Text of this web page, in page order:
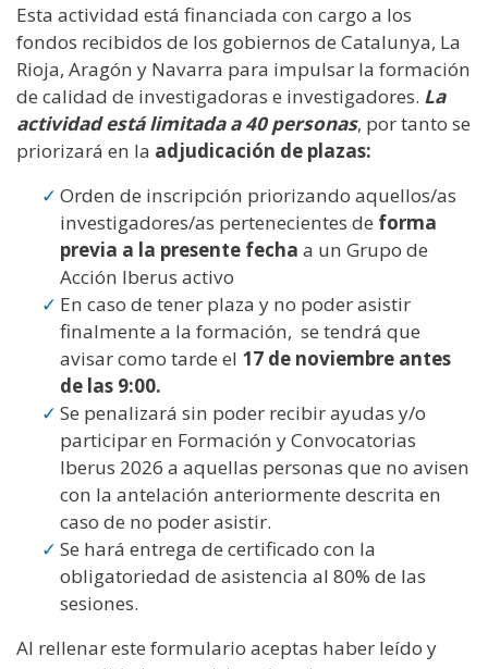
Esta actividad está financiada con cargo a los
fondos recibidos de los gobiernos de Catalunya, La
Rioja, Aragón y Navarra para impulsar la formación
de calidad de investigadoras e investigadores. La
actividad está limitada a 40 personas, por tanto se
priorizará en la adjudicación de plazas:
Orden de inscripción priorizando aquellos/as
investigadores/as pertenecientes de forma
previa a la presente fecha a un Grupo de
Acción Iberus activo
En caso de tener plaza y no poder asistir
finalmente a la formación, se tendrá que
avisar como tarde el 17 de noviembre antes
de las 9:00.
Se penalizará sin poder recibir ayudas y/o
participar en Formación y Convocatorias
Iberus 2026 a aquellas personas que no avisen
con la antelación anteriormente descrita en
caso de no poder asistir.
Se hará entrega de certificado con la
obligatoriedad de asistencia al 80% de las
sesiones.
Al rellenar este formulario aceptas haber leído y